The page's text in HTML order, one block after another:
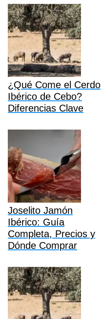
¿Qué Come el Cerdo
Ibérico de Cebo?
Diferencias Clave
Joselito Jamón
Ibérico: Guía
Completa, Precios y
Dónde Comprar